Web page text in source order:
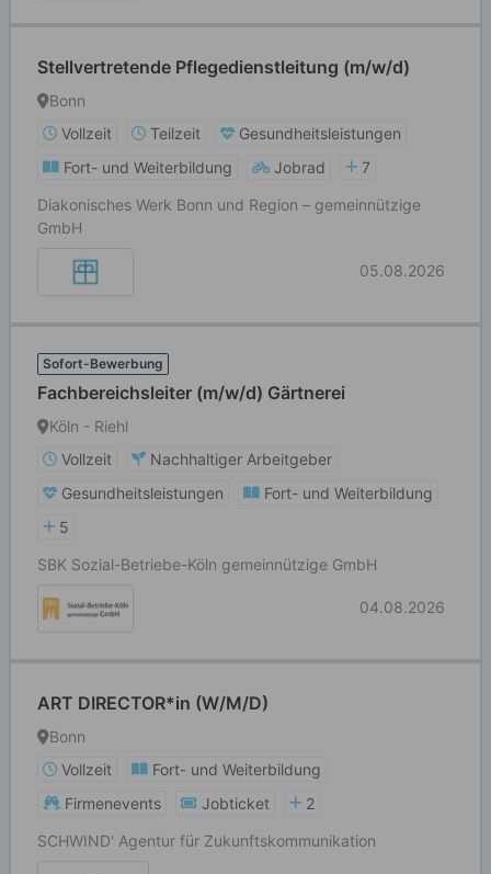
Stellvertretende Pflegedienstleitung (m/w/d)
Bonn
Vollzeit
Teilzeit
Gesundheitsleistungen
Fort- und Weiterbildung
Jobrad
7
Diakonisches Werk Bonn und Region – gemeinnützige
GmbH
05.08.2026
Sofort-Bewerbung
Fachbereichsleiter (m/w/d) Gärtnerei
Köln - Riehl
Vollzeit
Nachhaltiger Arbeitgeber
Gesundheitsleistungen
Fort- und Weiterbildung
5
SBK Sozial-Betriebe-Köln gemeinnützige GmbH
04.08.2026
ART DIRECTOR*in (W/M/D)
Bonn
Vollzeit
Fort- und Weiterbildung
Firmenevents
Jobticket
2
SCHWIND' Agentur für Zukunftskommunikation